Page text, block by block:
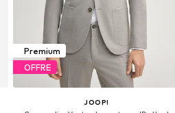
Premium
OFFRE
JOOP!